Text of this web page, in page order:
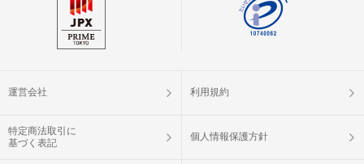
※システム障害等により、パーティー
ツール「スマホdeパーティー」が使用
がございます。予めご了承ください。
参加人数や会場の都合により、やむを
運営会社 利用規約
特定商法取引に
基づく表記
個人情報保護方針